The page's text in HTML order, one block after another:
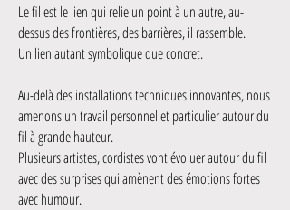
Le fil est le lien qui relie un point à un autre, au-
dessus des frontières, des barrières, il rassemble.
Un lien autant symbolique que concret.
Au-delà des installations techniques innovantes, nous
amenons un travail personnel et particulier autour du
fil à grande hauteur.
Plusieurs artistes, cordistes vont évoluer autour du fil
avec des surprises qui amènent des émotions fortes
avec humour.